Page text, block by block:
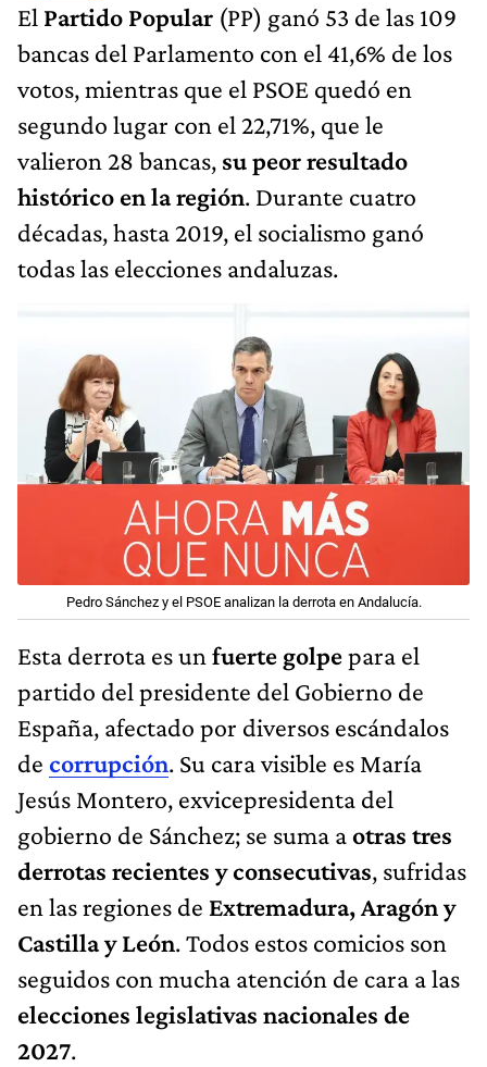
El Partido Popular (PP) ganó 53 de las 109
bancas del Parlamento con el 41,6% de los
votos, mientras que el PSOE quedó en
segundo lugar con el 22,71%, que le
valieron 28 bancas, su peor resultado
histórico en la región. Durante cuatro
décadas, hasta 2019, el socialismo ganó
todas las elecciones andaluzas.
Pedro Sánchez y el PSOE analizan la derrota en Andalucía.
Esta derrota es un fuerte golpepara el
partido del presidente del Gobierno de
España, afectado por diversos escándalos
de corrupción. Su cara visible es María
Jesús Montero, exvicepresidenta del
gobierno de Sánchez; se suma aotras tres
derrotas recientes y consecutivas, sufridas
en las regiones de Extremadura, Aragón y
Castilla y León. Todos estos comicios son
seguidos con mucha atención de cara a las
elecciones legislativas nacionales de
2027.